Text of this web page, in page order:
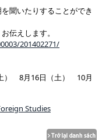
聞いたりすることができ
伝えします。
201402271/
） 8月16日（土） 10月
Studies